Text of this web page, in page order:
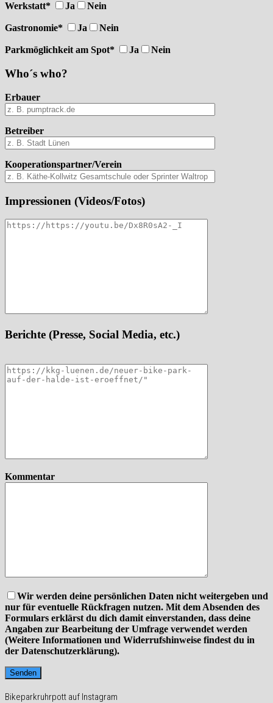
Werkstatt* Ja Nein
Gastronomie* Ja Nein
Parkmöglichkeit am Spot* Ja Nein
Who´s who?
Erbauer
Betreiber
Kooperationspartner/Verein
Impressionen (Videos/Fotos)
Berichte (Presse, Social Media, etc.)
Kommentar
Wir werden deine persönlichen Daten nicht weitergeben und
nur für eventuelle Rückfragen nutzen. Mit dem Absenden des
Formulars erklärst du dich damit einverstanden, dass deine
Angaben zur Bearbeitung der Umfrage verwendet werden
(Weitere Informationen und Widerrufshinweise findest du in
der Datenschutzerklärung).
Bikeparkruhrpott auf Instagram